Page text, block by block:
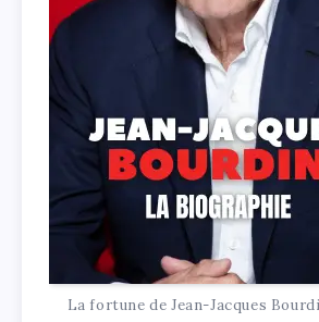
La fortune de Jean-Jacques